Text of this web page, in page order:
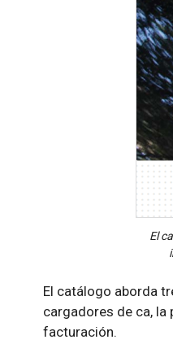
El
El catálogo aborda
cargadores de ca,
facturación.